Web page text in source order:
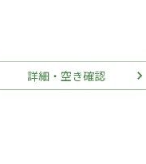
詳細・空き確認